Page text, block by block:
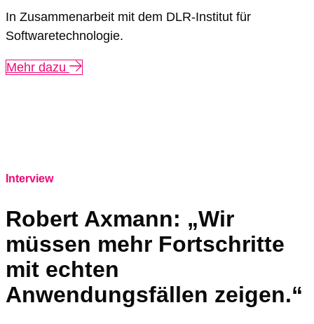
In Zusammenarbeit mit dem DLR-Institut für
Softwaretechnologie.
Mehr dazu
Interview
Robert Axmann: „Wir
müssen mehr Fortschritte
mit echten
Anwendungsfällen zeigen.“